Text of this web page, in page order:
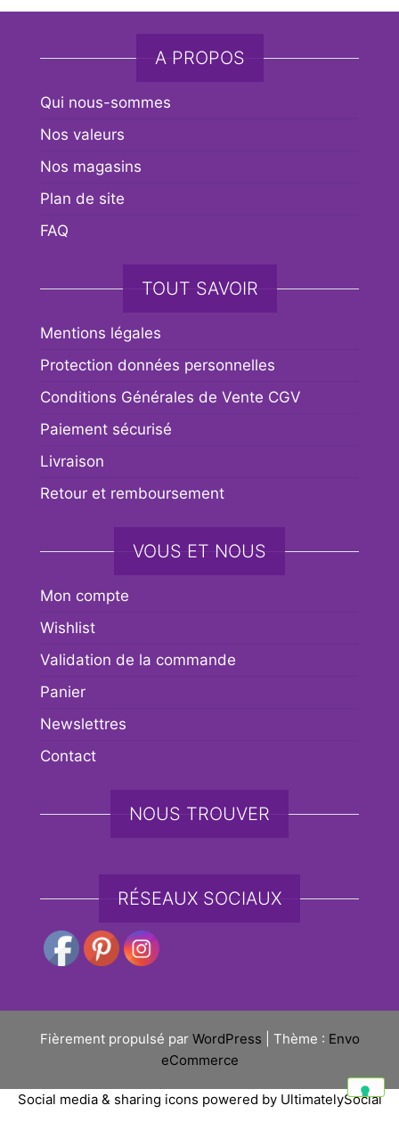
A PROPOS
Qui nous-sommes
Nos valeurs
Nos magasins
Plan de site
FAQ
TOUT SAVOIR
Mentions légales
Protection données personnelles
Conditions Générales de Vente CGV
Paiement sécurisé
Livraison
Retour et remboursement
VOUS ET NOUS
Mon compte
Wishlist
Validation de la commande
Panier
Newslettres
Contact
NOUS TROUVER
RÉSEAUX SOCIAUX
Fièrement propulsé par WordPress Thème : Envo
eCommerce
Social media & sharing icons powered by UltimatelySocial